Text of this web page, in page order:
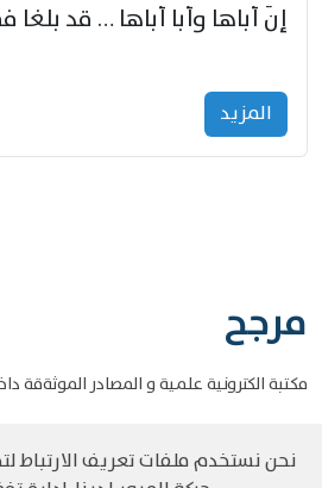
إنّ أباها وأبا أباها … قد
المزید
مرجح
مكتبة الكترونية علمية و المصادر الموثةقة
نحن نستخدم ملفات تعريف الارتباط